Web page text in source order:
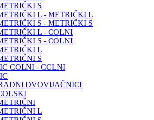
S
L - METRIČKI L
S - METRIČKI S
L - COLNI
S - COLNI
L
S
COLNI - COLNI
DVOVIJAČNICI
L